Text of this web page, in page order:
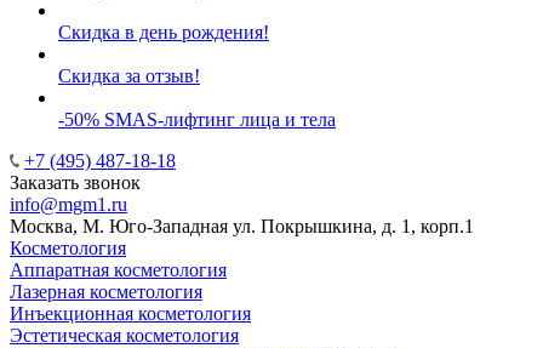
Скидка в день рождения!
Скидка за отзыв!
-50% SMAS-лифтинг лица и тела
+7 (495) 487-18-18
Заказать звонок
info@mgm1.ru
Москва, М. Юго-Западная ул. Покрышкина, д. 1, корп.1
Косметология
Аппаратная косметология
Лазерная косметология
Инъекционная косметология
Эстетическая косметология